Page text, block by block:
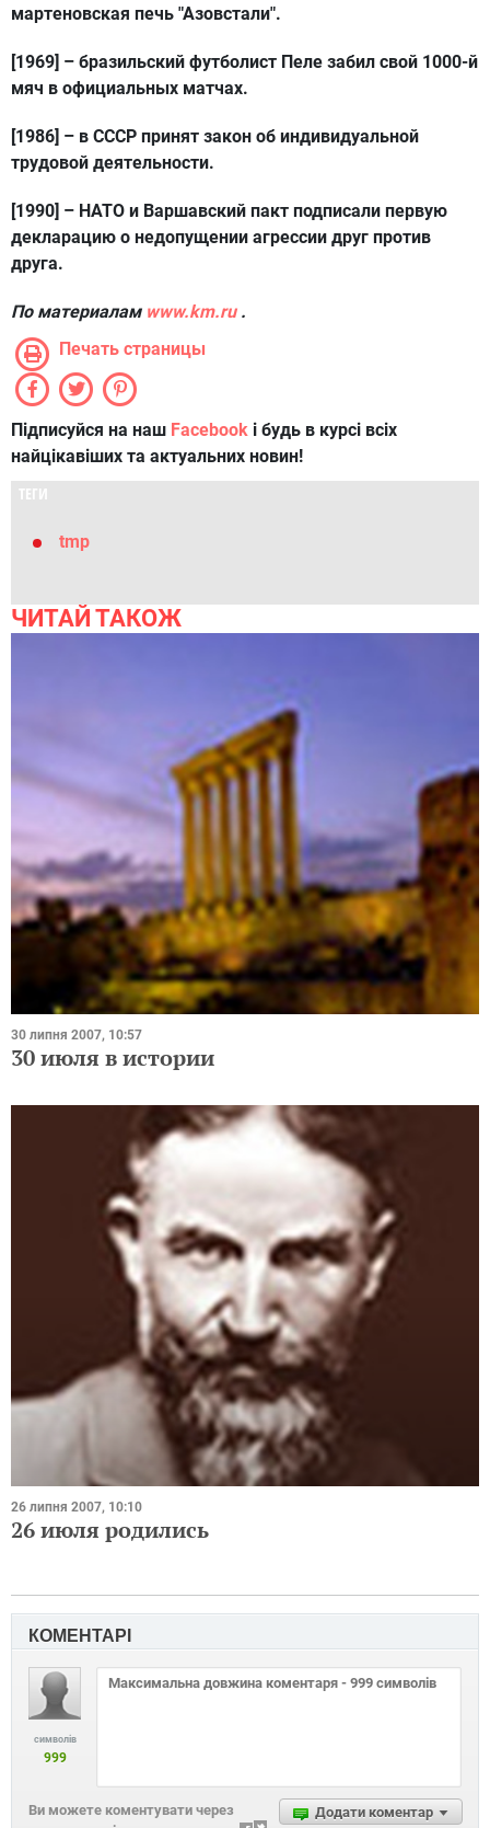
мартеновская печь "Азовстали".
[1969] – бразильский футболист Пеле забил свой 1000-й
мяч в официальных матчах.
[1986] – в СССР принят закон об индивидуальной
трудовой деятельности.
[1990] – НАТО и Варшавский пакт подписали первую
декларацию о недопущении агрессии друг против
друга.
По материалам www.km.ru.
Печать страницы
Підписуйся на наш Facebook і будь в курсі всіх
найцікавіших та актуальних новин!
ТЕГИ
tmp
ЧИТАЙ ТАКОЖ
30 липня 2007, 10:57
30 июля в истории
26 липня 2007, 10:10
26 июля родились
КОМЕНТАРІ
символів
999
Додати коментар
Ви можете коментувати через